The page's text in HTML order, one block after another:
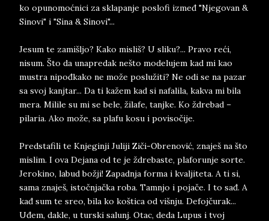
ko opunomoćnici za sklapanje poslofi izmeđ "Njegovan &
Sinovi" i "Sina & Sinovi"...
Jesum te zamišljo? Kako misliš? U sliku?... Pravo reći,
nisum. Što da unapredak nešto modelujem kad mi kao
mustra nipođkako ne može poslužiti? Ne odi se na pazar
sa svoj kanjtar... Da ti kažem kad si nafalila, kakva mi bila
mera. Milile su mi se bele, žilafe, tanjke. Ko ždrebad –
pilaria. Ako može, sa plafu kosu i povisočije.
Predstafili te Knjeginji Juliji Ziči-Obrenović, znaješ na što
mislim. I ova Dejana od te je ždrebaste, plaforunje sorte.
Jerokino, labud božji! Zapadnja forma i kvaljiteta. A ti si,
sama znaješ, istočnjačka roba. Tamnjo i pojače. I to sađ. A
kađ sum te sreo, bila ko koštica od višnju. Defojčurak...
Uđem, dakle, u turski salunj. Otac, deda Lupus i tvoj